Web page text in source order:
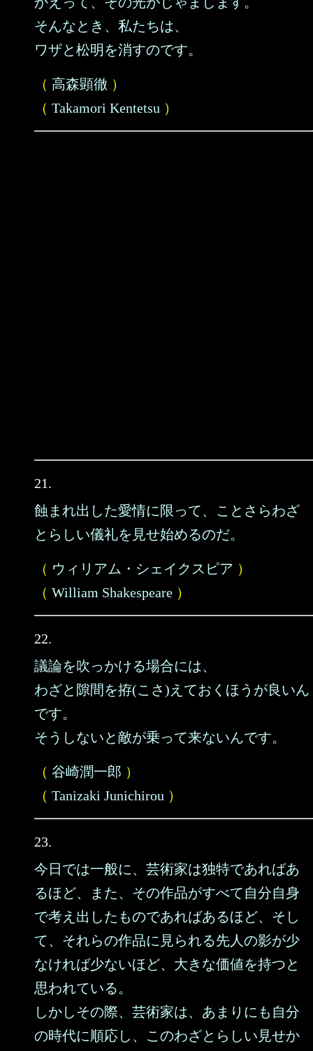
そんなとき、私たちは、
ワザと松明を消すのです。
（ 高森顕徹 ）
（ Takamori Kentetsu ）
21.
蝕まれ出した愛情に限って、ことさらわざ
とらしい儀礼を見せ始めるのだ。
（ ウィリアム・シェイクスピア ）
（ William Shakespeare ）
22.
議論を吹っかける場合には、
わざと隙間を拵(こさ)えておくほうが良いん
です。
そうしないと敵が乗って来ないんです。
（ 谷崎潤一郎 ）
（ Tanizaki Junichirou ）
23.
今日では一般に、芸術家は独特であればあ
るほど、また、その作品がすべて自分自身
で考え出したものであればあるほど、そし
て、それらの作品に見られる先人の影が少
なければ少ないほど、大きな価値を持つと
思われている。
しかしその際、芸術家は、あまりにも自分
の時代に順応し、このわざとらしい見せか